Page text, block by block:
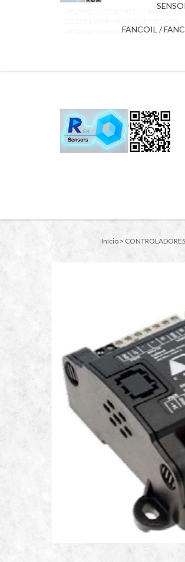
FANCOIL /
ORÇAMENTOS SOMENTE ATRAVÉS
contato@rsa-sensors.com.br
Início >